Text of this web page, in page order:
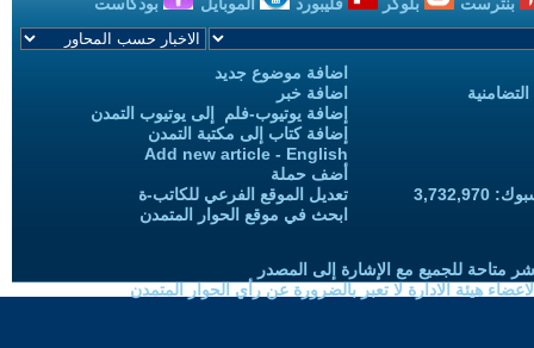
اضافة موضوع جديد
اضافة خبر
إضافة يوتيوب-فلم إلى يوتيوب التمدن
إضافة كتاب إلى مكتبة التمدن
Add new article - English
أضف حملة
تعديل الموقع الفرعي للكاتب-ة
ابحث في موقع الحوار المتمدن
متاحة للجميع مع الإشارة إلى المصدر
هيئة الادارة لا تعبر بالضرورة عن رأي الحوار المتمدن